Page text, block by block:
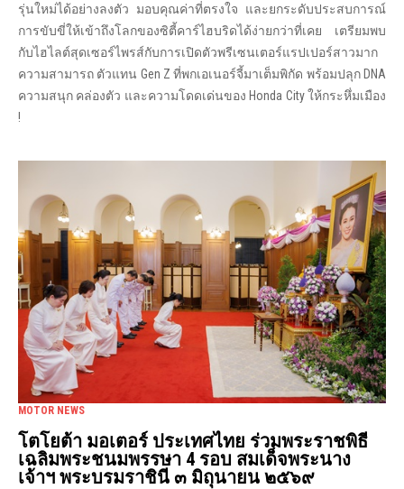
รุ่นใหม่ได้อย่างลงตัว มอบคุณค่าที่ตรงใจ และยกระดับประสบการณ์
การขับขี่ให้เข้าถึงโลกของซิตี้คาร์ไฮบริดได้ง่ายกว่าที่เคย เตรียมพบ
กับไฮไลต์สุดเซอร์ไพรส์กับการเปิดตัวพรีเซนเตอร์แรปเปอร์สาวมาก
ความสามารถ ตัวแทน Gen Z ที่พกเอเนอร์จี้มาเต็มพิกัด พร้อมปลุก DNA
ความสนุก คล่องตัว และความโดดเด่นของ Honda City ให้กระหึ่มเมือง
!
MOTOR NEWS
โตโยต้า มอเตอร์ ประเทศไทย ร่วมพระราชพิธี
เฉลิมพระชนมพรรษา 4 รอบ สมเด็จพระนาง
เจ้าฯ พระบรมราชินี ๓ มิถุนายน ๒๕๖๙